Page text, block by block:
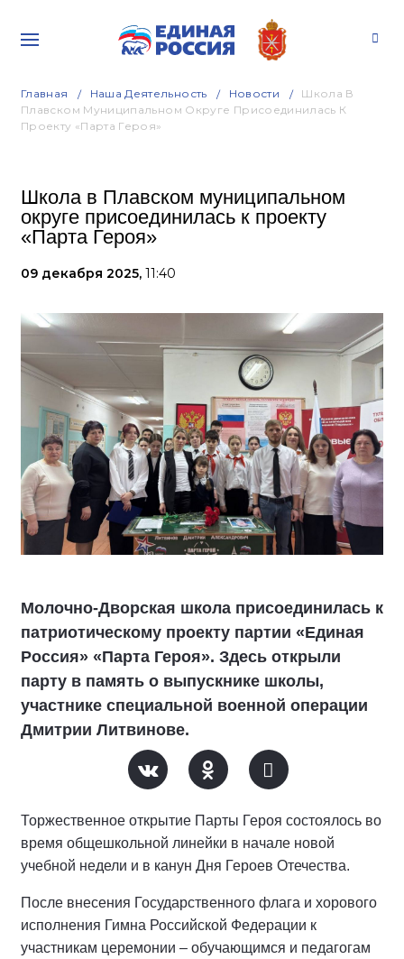
Главная Наша Деятельность Новости
Школа В
Плавском Муниципальном Округе Присоединилась К
Проекту «Парта Героя»
Школа в Плавском муниципальном
округе присоединилась к проекту
«Парта Героя»
09 декабря 2025, 11:40
Молочно-Дворская школа присоединилась к
патриотическому проекту партии «Единая
Россия» «Парта Героя». Здесь открыли
парту в память о выпускнике школы,
участнике специальной военной операции
Дмитрии Литвинове.
Торжественное открытие Парты Героя состоялось во
время общешкольной линейки в начале новой
учебной недели и в канун Дня Героев Отечества.
После внесения Государственного флага и хорового
исполнения Гимна Российской Федерации к
участникам церемонии – обучающимся и педагогам